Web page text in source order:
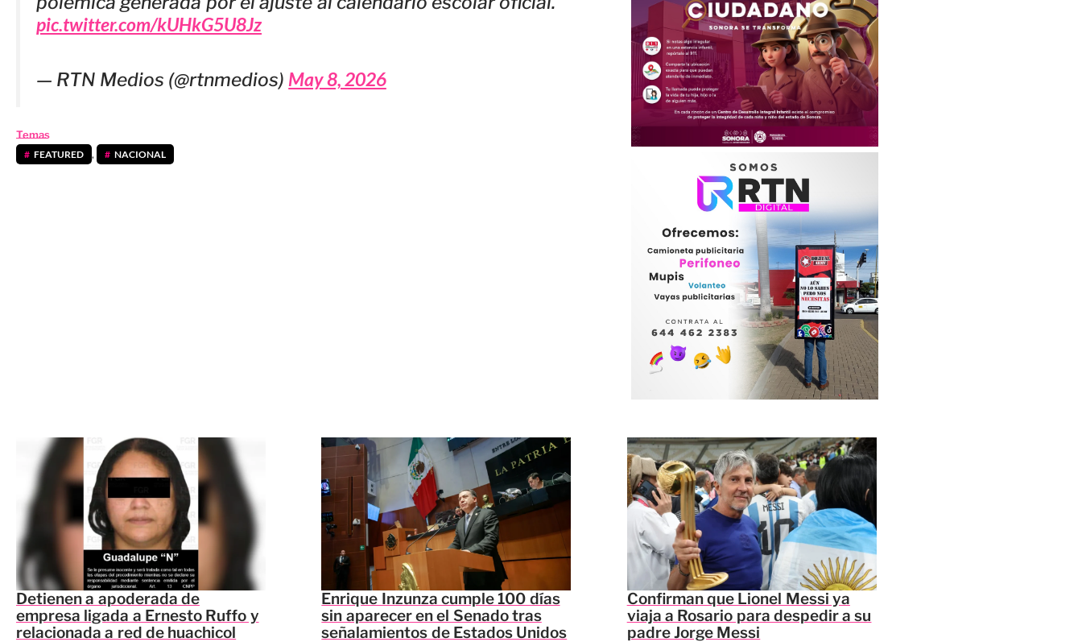
pic.twitter.com/kUHkG5U8Jz
— RTN Medios (@rtnmedios)May 8, 2026
Temas
FEATURED , NACIONAL
Detienen a apoderada de
empresa ligada a Ernesto Ruffo y
relacionada a red de huachicol
Enrique Inzunza cumple 100 días
sin aparecer en el Senado tras
señalamientos de Estados Unidos
Confirman que Lionel Messi ya
viaja a Rosario para despedir a su
padre Jorge Messi